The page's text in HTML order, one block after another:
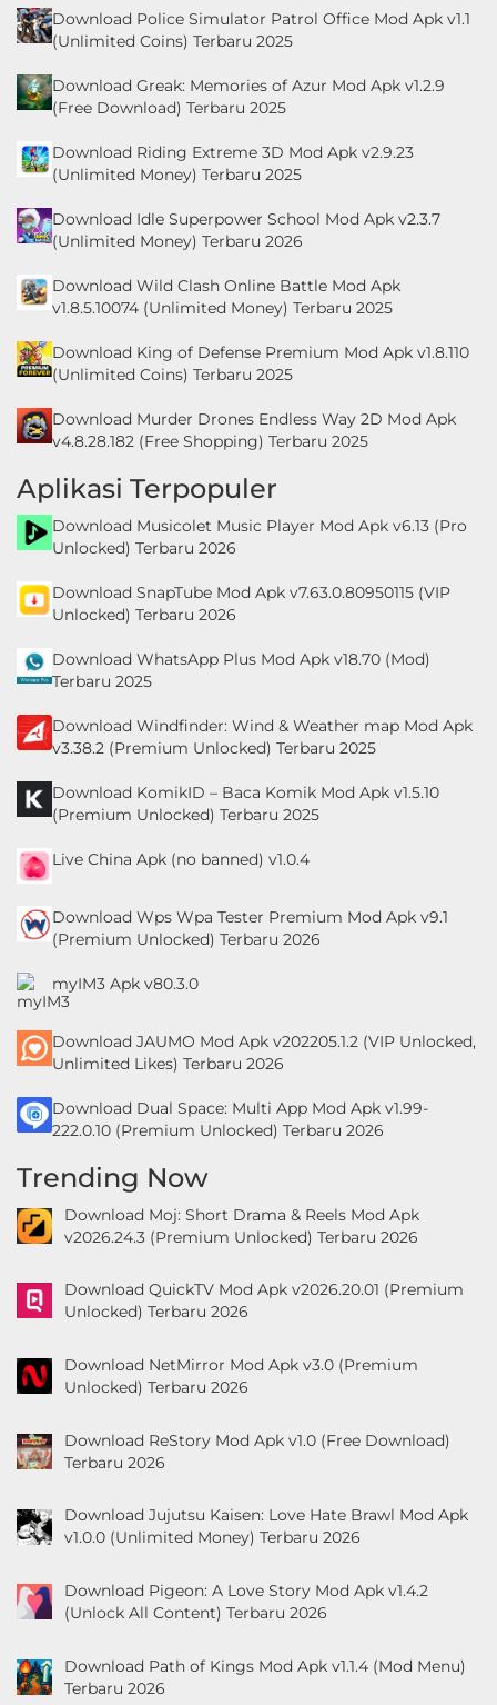
Download Police Simulator Patrol Office Mod Apk v1.1
(Unlimited Coins) Terbaru 2025
Download Greak: Memories of Azur Mod Apk v1.2.9
(Free Download) Terbaru 2025
Download Riding Extreme 3D Mod Apk v2.9.23
(Unlimited Money) Terbaru 2025
Download Idle Superpower School Mod Apk v2.3.7
(Unlimited Money) Terbaru 2026
Download Wild Clash Online Battle Mod Apk
v1.8.5.10074 (Unlimited Money) Terbaru 2025
Download King of Defense Premium Mod Apk v1.8.110
(Unlimited Coins) Terbaru 2025
Download Murder Drones Endless Way 2D Mod Apk
v4.8.28.182 (Free Shopping) Terbaru 2025
Aplikasi Terpopuler
Download Musicolet Music Player Mod Apk v6.13 (Pro
Unlocked) Terbaru 2026
Download SnapTube Mod Apk v7.63.0.80950115 (VIP
Unlocked) Terbaru 2026
Download WhatsApp Plus Mod Apk v18.70 (Mod)
Terbaru 2025
Download Windfinder: Wind & Weather map Mod Apk
v3.38.2 (Premium Unlocked) Terbaru 2025
Download KomikID – Baca Komik Mod Apk v1.5.10
(Premium Unlocked) Terbaru 2025
Live China Apk (no banned) v1.0.4
Download Wps Wpa Tester Premium Mod Apk v9.1
(Premium Unlocked) Terbaru 2026
myIM3 Apk v80.3.0
Download JAUMO Mod Apk v202205.1.2 (VIP Unlocked,
Unlimited Likes) Terbaru 2026
Download Dual Space: Multi App Mod Apk v1.99-
222.0.10 (Premium Unlocked) Terbaru 2026
Trending Now
Download Moj: Short Drama & Reels Mod Apk
v2026.24.3 (Premium Unlocked) Terbaru 2026
Download QuickTV Mod Apk v2026.20.01 (Premium
Unlocked) Terbaru 2026
Download NetMirror Mod Apk v3.0 (Premium
Unlocked) Terbaru 2026
Download ReStory Mod Apk v1.0 (Free Download)
Terbaru 2026
Download Jujutsu Kaisen: Love Hate Brawl Mod Apk
v1.0.0 (Unlimited Money) Terbaru 2026
Download Pigeon: A Love Story Mod Apk v1.4.2
(Unlock All Content) Terbaru 2026
Download Path of Kings Mod Apk v1.1.4 (Mod Menu)
Terbaru 2026